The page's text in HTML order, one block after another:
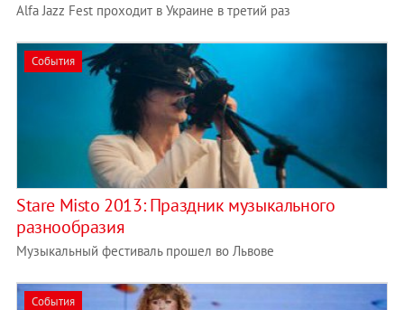
Alfa Jazz Fest проходит в Украине в третий раз
События
Stare Misto 2013: Праздник музыкального
разнообразия
Музыкальный фестиваль прошел во Львове
События